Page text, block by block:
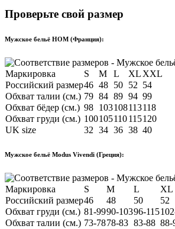
Проверьте свой размер
Мужское бельё HOM (Франция):
Маркировка S M L XL XXL
Российский размер46 48 50 52 54
Обхват талии (см.) 79 84 89 94 99
Обхват бёдер (см.) 98 103108113118
Обхват груди (см.) 100105110115120
UK size
32 34 36 38 40
Мужское бельё Modus Vivendi (Греция):
Маркировка S M L
XL
Российский размер46 48 50
52
Обхват груди (см.) 81-9990-10396-115
Обхват талии (см.) 73-7878-83 83-88 88-